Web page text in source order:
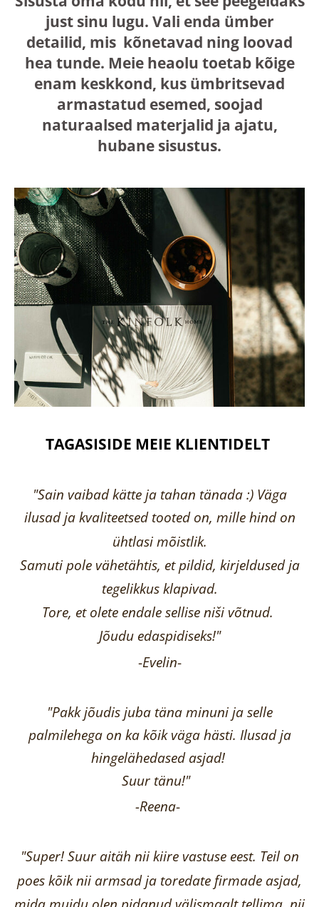
just sinu lugu. Vali enda ümber
detailid, mis kõnetavad ning loovad
hea tunde. Meie heaolu toetab kõige
enam keskkond, kus ümbritsevad
armastatud esemed, soojad
naturaalsed materjalid ja ajatu,
hubane sisustus.
TAGASISIDE MEIE KLIENTIDELT
"Sain vaibad kätte ja tahan tänada :) Väga
ilusad ja kvaliteetsed tooted on, mille hind on
ühtlasi mõistlik.
Samuti pole vähetähtis, et pildid, kirjeldused ja
tegelikkus klapivad.
Tore, et olete endale sellise niši võtnud.
Jõudu edaspidiseks!"
-Evelin-
"Pakk jõudis juba täna minuni ja selle
palmilehega on ka kõik väga hästi. Ilusad ja
hingelähedased asjad!
Suur tänu!"
-Reena-
"Super! Suur aitäh nii kiire vastuse eest. Teil on
poes kõik nii armsad ja toredate firmade asjad,